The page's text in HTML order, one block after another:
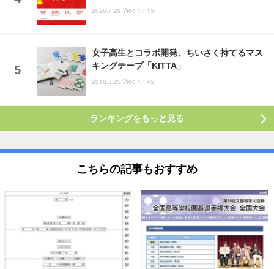
2026.7.29 Wed 17:15
女子高生とコラボ開発、ちいさく持てるマス
キングテープ「KITTA」
2016.5.25 Wed 17:45
ランキングをもっと見る
こちらの記事もおすすめ